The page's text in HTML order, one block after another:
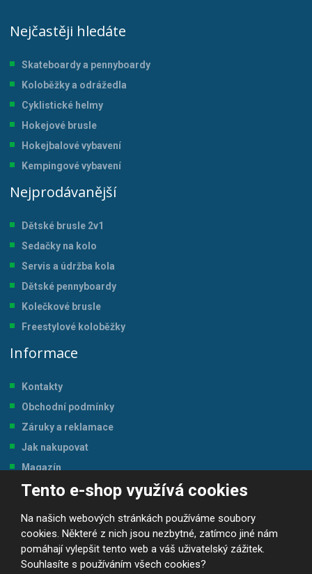
Tento e-shop využívá cookies
Na našich webových stránkách používáme soubory
cookies. Některé z nich jsou nezbytné, zatímco jiné nám
pomáhají vylepšit tento web a váš uživatelský zážitek.
Souhlasíte s používáním všech cookies?
Nejčastěji hledáte
Skateboardy a pennyboardy
Koloběžky a odrážedla
Cyklistické helmy
Hokejové brusle
Hokejbalové vybavení
Kempingové vybavení
Nejprodávanější
Dětské brusle 2v1
Sedačky na kolo
Servis a údržba kola
Dětské pennyboardy
Kolečkové brusle
Freestylové koloběžky
Informace
Kontakty
Obchodní podmínky
Záruky a reklamace
Jak nakupovat
Magazín
Tabulka velikostí
© 2026, JP-SPORT.CZ SPORTOVNÍ POTŘEBY